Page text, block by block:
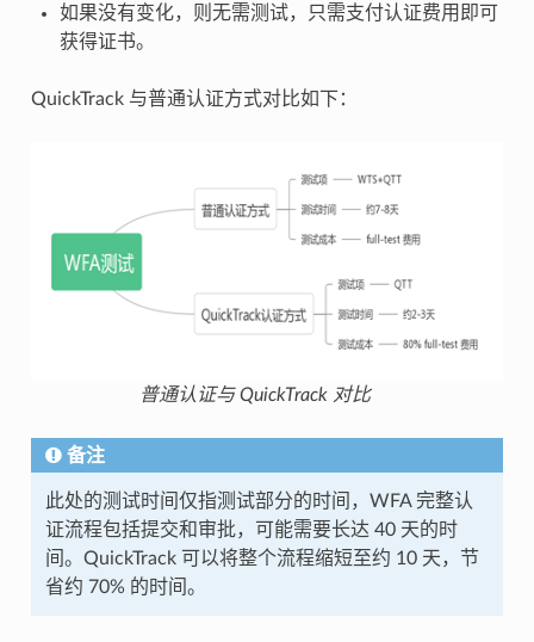
如果没有变化，则无需测试，只需支付认证费用即可
获得证书。
QuickTrack 与普通认证方式对比如下：
普通认证与 QuickTrack 对比
备注
此处的测试时间仅指测试部分的时间，WFA 完整认
证流程包括提交和审批，可能需要长达 40 天的时
间。QuickTrack 可以将整个流程缩短至约 10 天，节
省约 70% 的时间。